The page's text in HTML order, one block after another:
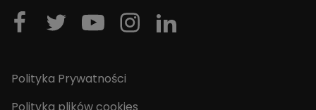
Polityka Prywatności